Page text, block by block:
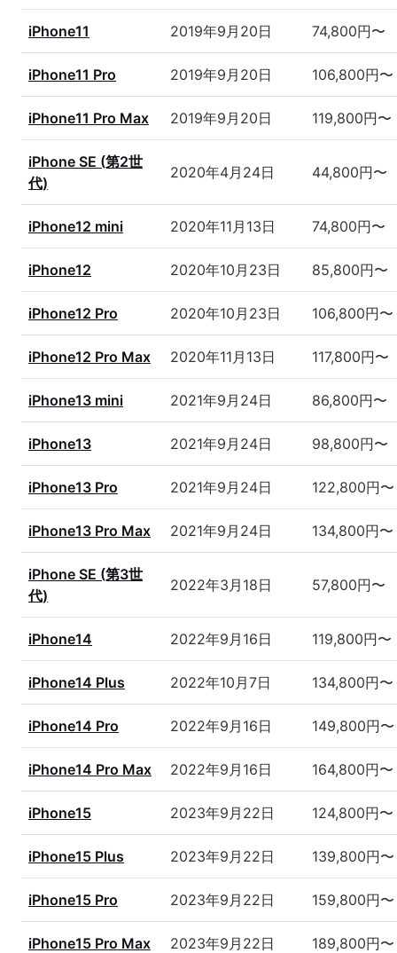
iPhone11 2019年9月20日 74,800円〜
iPhone11 Pro 2019年9月20日 106,800円〜
iPhone11 Pro Max 2019年9月20日 119,800円〜
iPhone SE (第2世
代)
2020年4月24日 44,800円〜
iPhone12 mini 2020年11月13日 74,800円〜
iPhone12 2020年10月23日 85,800円〜
iPhone12 Pro 2020年10月23日 106,800円〜
iPhone12 Pro Max 2020年11月13日 117,800円〜
iPhone13 mini 2021年9月24日 86,800円〜
iPhone13 2021年9月24日 98,800円〜
iPhone13 Pro 2021年9月24日 122,800円〜
iPhone13 Pro Max 2021年9月24日 134,800円〜
iPhone SE (第3世
代)
2022年3月18日 57,800円〜
iPhone14 2022年9月16日 119,800円〜
iPhone14 Plus 2022年10月7日 134,800円〜
iPhone14 Pro 2022年9月16日 149,800円〜
iPhone14 Pro Max 2022年9月16日 164,800円〜
iPhone15 2023年9月22日 124,800円〜
iPhone15 Plus 2023年9月22日 139,800円〜
iPhone15 Pro 2023年9月22日 159,800円〜
iPhone15 Pro Max 2023年9月22日 189,800円〜